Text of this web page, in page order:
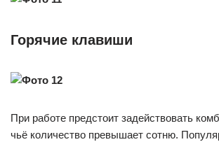
Горячие клавиши
При работе предстоит задействовать
чьё количество превышает сотню.